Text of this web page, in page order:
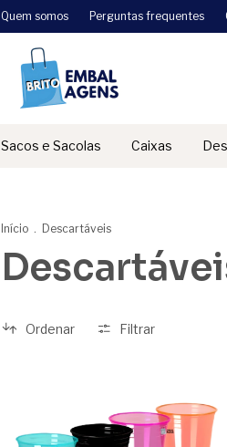
Quem somos Perguntas frequentes
Sacos e Sacolas Caixas
Início . Descartáveis
Ordenar Filtrar